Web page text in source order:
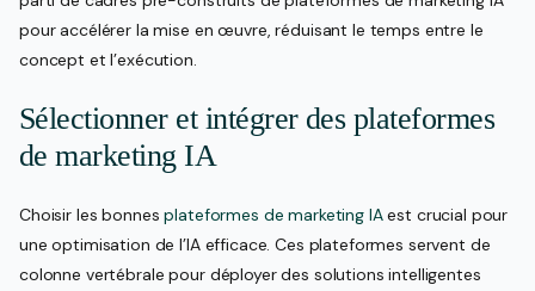
pour accélérer la mise en œuvre, réduisant le temps entre le
concept et l’exécution.
Sélectionner et intégrer des plateformes
de marketing IA
Choisir les bonnesplateformes de marketing IAest crucial pour
une optimisation de l’IA efficace. Ces plateformes servent de
colonne vertébrale pour déployer des solutions intelligentes